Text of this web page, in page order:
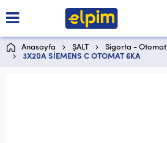
Anasayfa ŞALT Sigorta - Otomat
3X20A SİEMENS C OTOMAT 6KA